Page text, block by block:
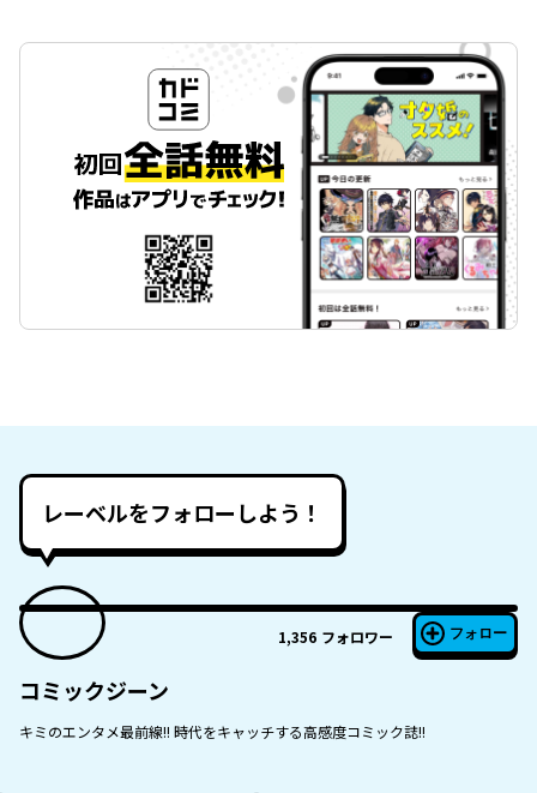
レーベルをフォローしよう！
1,356 フォロワー フォロー
コミックジーン
キミのエンタメ最前線!! 時代をキャッチする高感度コミック誌!!